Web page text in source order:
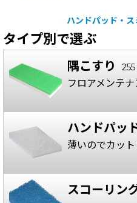
ハンドパッド・
タイプ別で選ぶ
隅こすり
フロアメンテ
ハンドパッ
薄いのでカッ
スコーリン